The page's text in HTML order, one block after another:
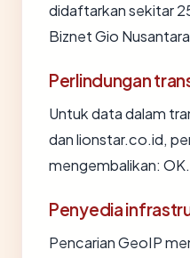
didaftarkan sekitar
Biznet Gio
Perlindungan
Untuk data dalam
dan lionstar.co.id,
mengembalikan: OK.
Penyedia
Pencarian GeoIP